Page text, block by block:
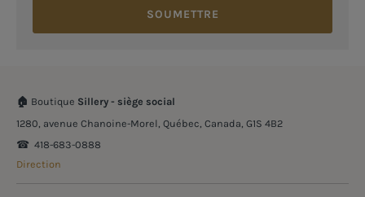
SOUMETTRE
🏠 Boutique Sillery - siège social
1280, avenue Chanoine-Morel, Québec, Canada, G1S 4B2
☎︎ 418-683-0888
Direction